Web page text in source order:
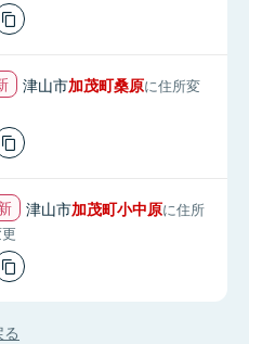
津山市加茂町桑原に住所変
津山市加茂町小中原に住所